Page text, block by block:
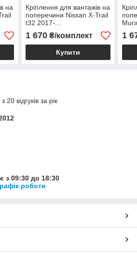
на
Кріплення для вантажів на
поперечини Nissan X-Trail
t32 2017-...
1 670₴/комплект
Купити
1
20 відгуків за рік
з 09:30 до 18:30
роботи